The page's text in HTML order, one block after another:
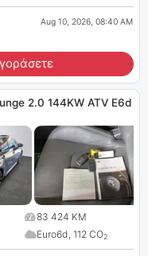
Aug 10, 2026, 08:40 AM
2.0 144KW ATV E6d
83 424 KM
Euro6d, 112 CO2